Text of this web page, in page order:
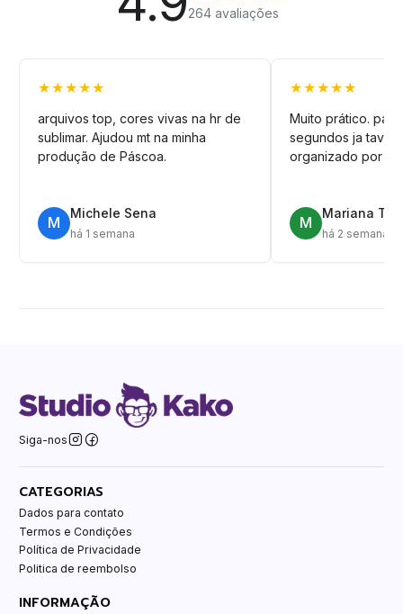
264 avaliações
★★★★★
arquivos top, cores vivas na hr de
sublimar. Ajudou mt na minha
produção de Páscoa.
M
Michele Sena
há 1 semana
★★★★★
Muito prático.
segundos ja tava
organizado por
M
Mariana T.
há 2 semanas
Siga-nos
CATEGORIAS
Dados para contato
Termos e Condições
Política de Privacidade
Politica de reembolso
INFORMAÇÃO